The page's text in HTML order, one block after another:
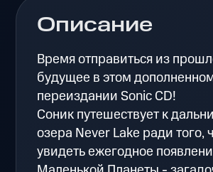
Описание
Время отправиться из
будущее в этом
переиздании Sonic CD!
Соник путешествует к
озера Never Lake ради того,
увидеть ежегодное